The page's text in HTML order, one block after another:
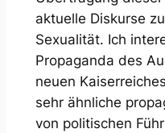
aktuelle Diskurse
Sexualität. Ich
Propaganda des
neuen
sehr ähnliche
von politischen